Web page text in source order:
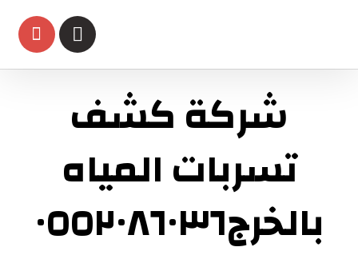
شركة كشف
تسربات المياه
بالخرج٠٥٥٢٠٨٦٠٣٦